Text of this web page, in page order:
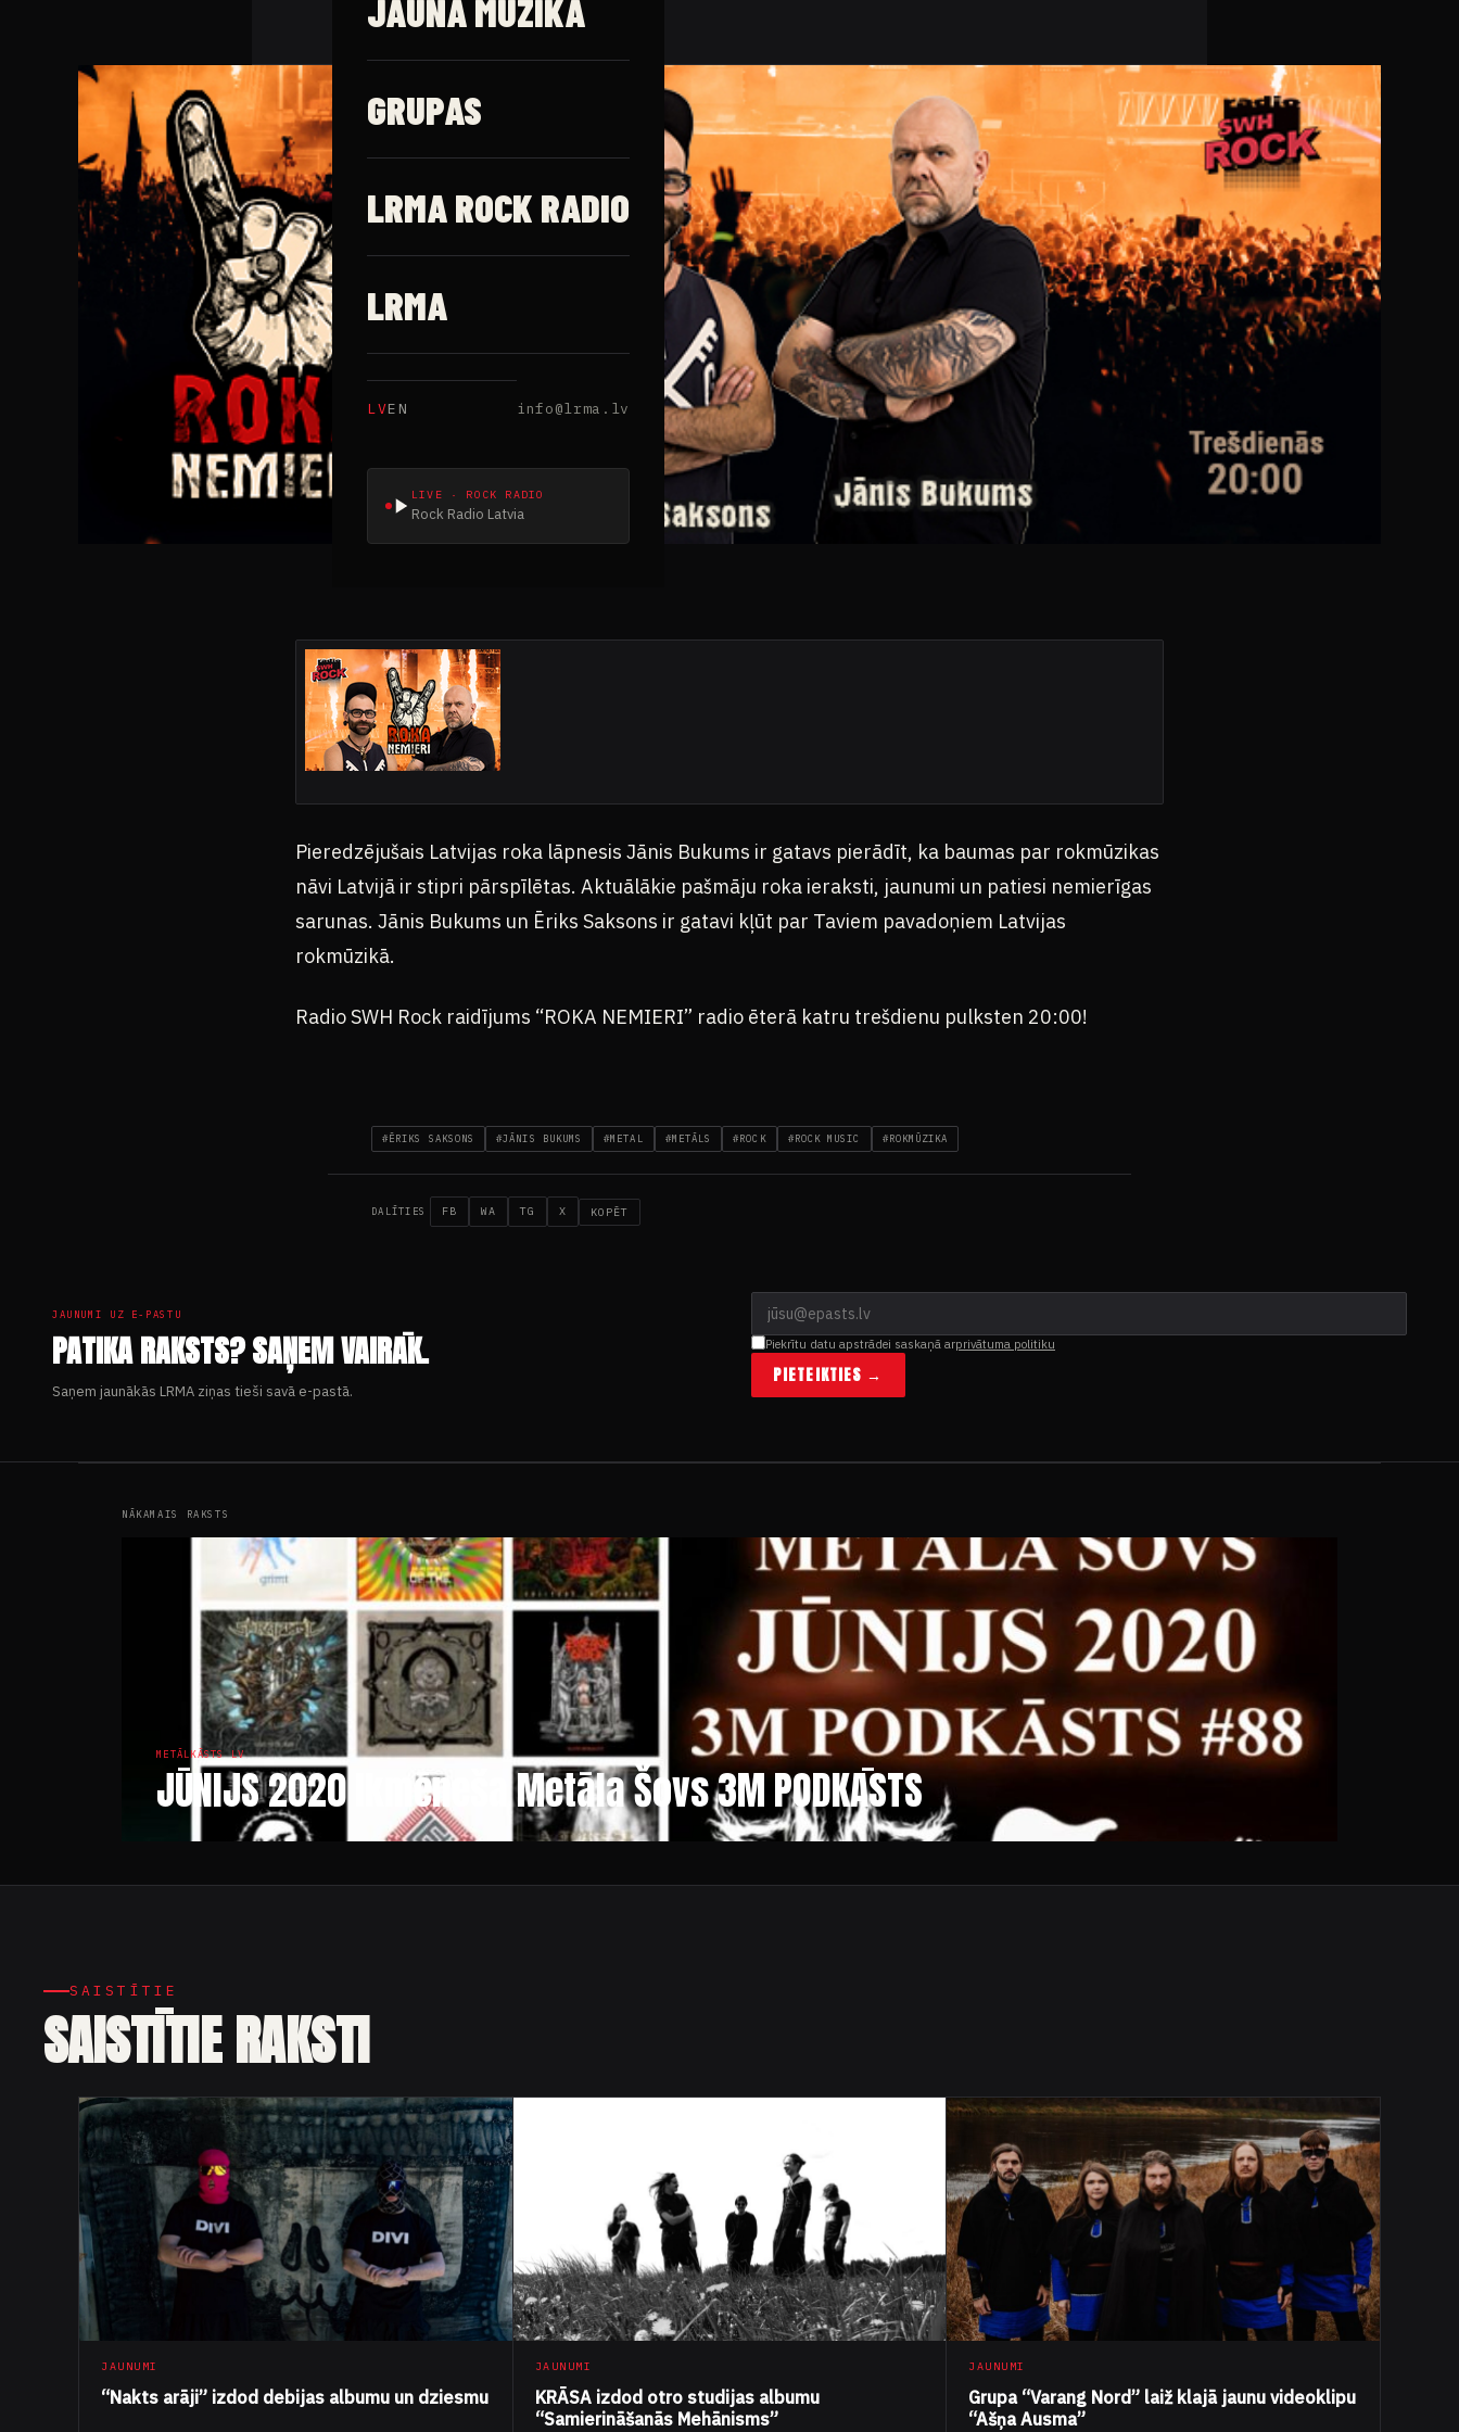
JAUNĀ MŪZIKA
GRUPAS
LRMA ROCK RADIO
LRMA
LVEN info@lrma.lv
LIVE · ROCK RADIO
Rock Radio Latvia
Pieredzējušais Latvijas roka lāpnesis Jānis Bukums ir gatavs pierādīt, ka baumas par rokmūzikas
nāvi Latvijā ir stipri pārspīlētas. Aktuālākie pašmāju roka ieraksti, jaunumi un patiesi nemierīgas
sarunas. Jānis Bukums un Ēriks Saksons ir gatavi kļūt par Taviem pavadoņiem Latvijas
rokmūzikā.
Radio SWH Rock raidījums “ROKA NEMIERI” radio ēterā katru trešdienu pulksten 20:00!
#ĒRIKS SAKSONS #JĀNIS BUKUMS #METAL #METĀLS #ROCK #ROCK MUSIC #ROKMŪZIKA
DALĪTIES FB WA TG X KOPĒT
JAUNUMI UZ E-PASTU
PATIKA RAKSTS? SAŅEM VAIRĀK.
Saņem jaunākās LRMA ziņas tieši savā e-pastā.
Piekrītu datu apstrādei saskaņā arprivātuma politiku
PIETEIKTIES →
NĀKAMAIS RAKSTS
METĀLKĀSTS LV
JŪNIJS 2020 Ikmēneša Metāla Šovs 3M PODKĀSTS
SAISTĪTIE
SAISTĪTIE RAKSTI
JAUNUMI
“Nakts arāji” izdod debijas albumu un dziesmu
JAUNUMI
KRĀSA izdod otro studijas albumu
“Samierināšanās Mehānisms”
JAUNUMI
Grupa “Varang Nord” laiž klajā jaunu videoklipu
“Ašņa Ausma”